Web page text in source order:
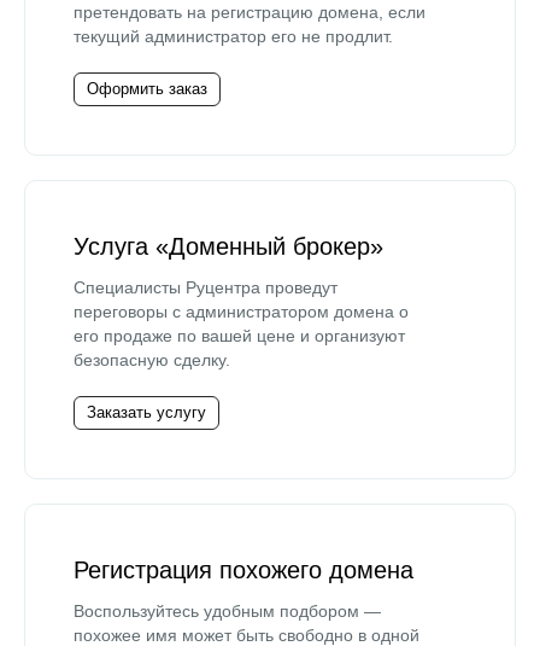
претендовать на регистрацию домена, если
текущий администратор его не продлит.
Оформить заказ
Услуга «Доменный брокер»
Специалисты Руцентра проведут
переговоры с администратором домена о
его продаже по вашей цене и организуют
безопасную сделку.
Заказать услугу
Регистрация похожего домена
Воспользуйтесь удобным подбором —
похожее имя может быть свободно в одной